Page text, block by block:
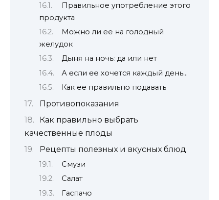
Правильное употребление этого
продукта
Можно ли ее на голодный
желудок
Дыня на ночь: да или нет
А если ее хочется каждый день…
Как ее правильно подавать
Противопоказания
Как правильно выбрать
качественные плоды
Рецепты полезных и вкусных блюд
Смузи
Салат
Гаспачо